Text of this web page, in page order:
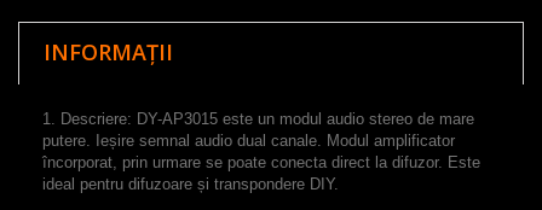
INFORMAȚII
1. Descriere: DY-AP3015 este un modul audio stereo de mare
putere. Ieșire semnal audio dual canale. Modul amplificator
încorporat, prin urmare se poate conecta direct la difuzor. Este
ideal pentru difuzoare și transpondere DIY.